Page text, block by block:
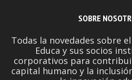
SOBRE
Todas la novedades sobre
Educa y sus socios
corporativos para
capital humano y la